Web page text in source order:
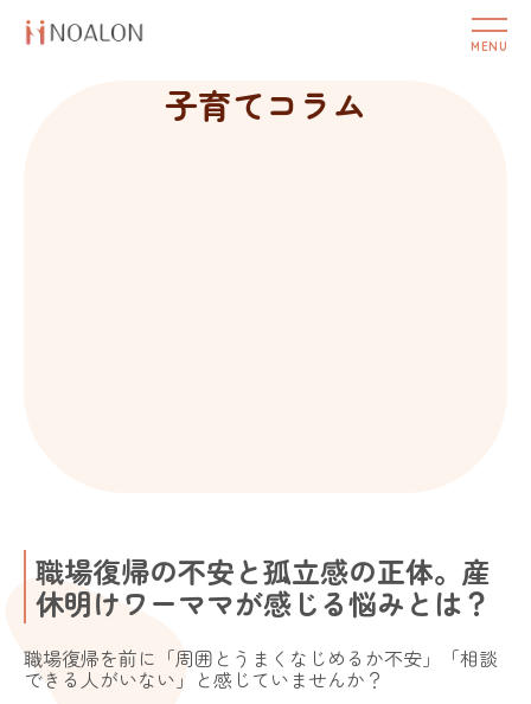
子育てコラム
職場復帰の不安と孤立感の正体。産
休明けワーママが感じる悩みとは？
職場復帰を前に「周囲とうまくなじめるか不安」「相談
できる人がいない」と感じていませんか？